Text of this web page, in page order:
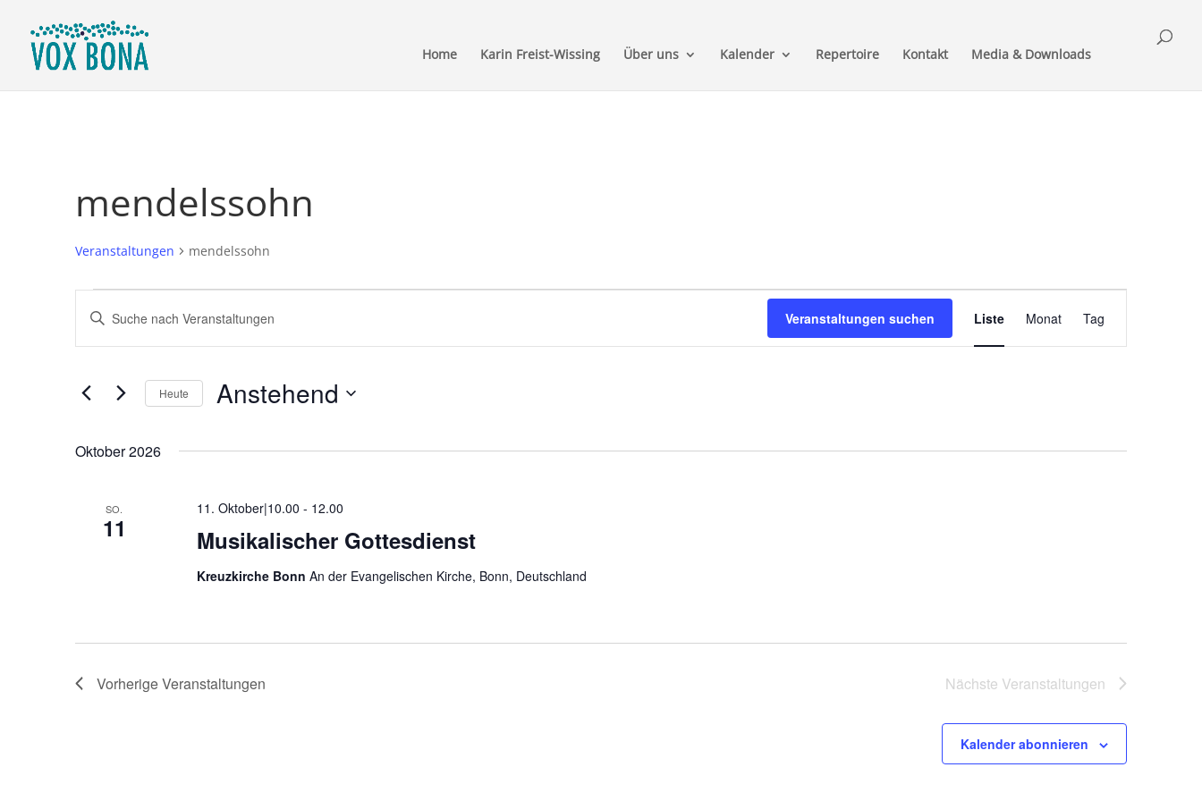
Home Karin Freist-Wissing Über uns Kalender Repertoire Kontakt Media & Downloads
mendelssohn
Veranstaltungen mendelssohn
Veranstaltungen
Veranstaltungen
Suche
und
Navigation
Bitte
Schlüsselwort
eingeben.
nach
Veranstaltungen suchen
Veranstaltung
Ansichten-
Navigation
Liste Monat Tag
Heute Anstehend
Oktober 2026
SO.
11 Musikalischer Gottesdienst
11. Oktober|10.00 - 12.00
Kreuzkirche Bonn An der Evangelischen Kirche, Bonn, Deutschland
VorherigeVeranstaltungen Nächste Veranstaltungen
Kalender abonnieren